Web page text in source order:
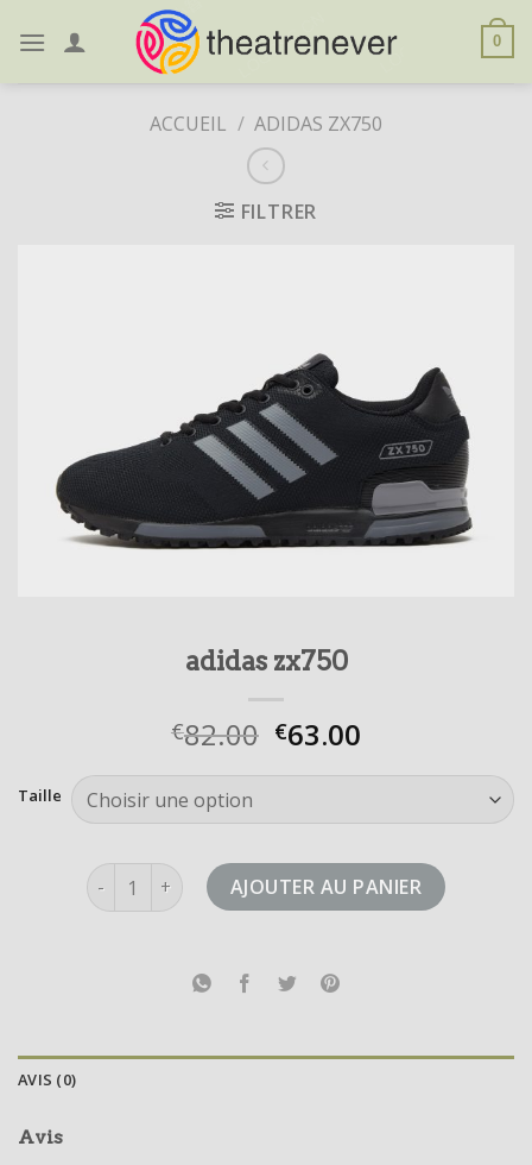
0
ACCUEIL / ADIDAS ZX750
FILTRER
adidas zx750
€82.00 €63.00
Taille
quantité de adidas zx750AJOUTER AU PANIER
AVIS (0)
Avis